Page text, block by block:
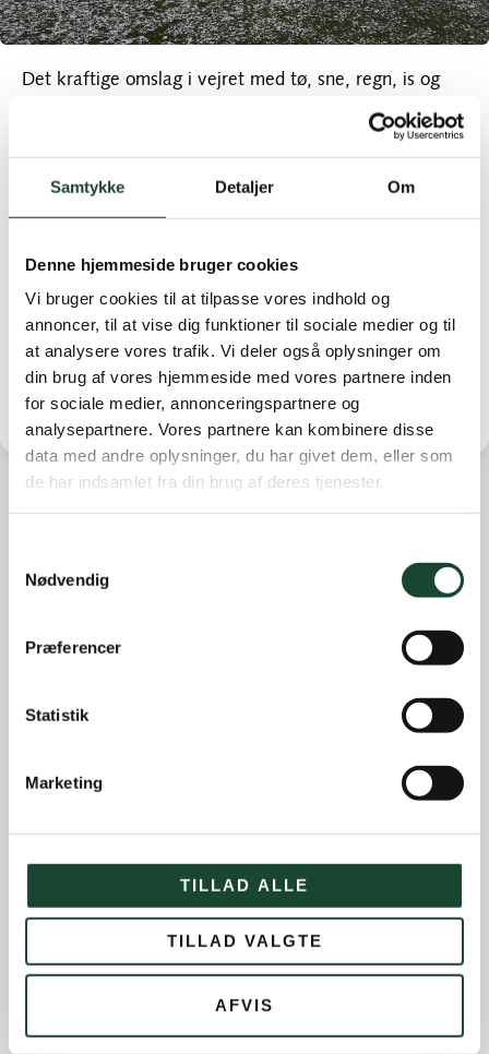
Samtykke Detaljer Om
Denne hjemmeside bruger cookies
Vi bruger cookies til at tilpasse vores indhold og
annoncer, til at vise dig funktioner til sociale medier og til
at analysere vores trafik. Vi deler også oplysninger om
din brug af vores hjemmeside med vores partnere inden
for sociale medier, annonceringspartnere og
analysepartnere. Vores partnere kan kombinere disse
data med andre oplysninger, du har givet dem, eller som
de har indsamlet fra din brug af deres tjenester.
Nødvendig
Præferencer
Statistik
Marketing
TILLAD ALLE
TILLAD VALGTE
AFVIS
Det kraftige omslag i vejret med tø, sne, regn, is og
frossen jord betyder, at banen er lukket for spil. Den
isede overflade – som også kan være skjult af sne –
kan gøre det farligt at spille golf under de forhold og
banen lider også unødig skade.
tages der stilling til om lukningen også gælder for
weekenden.
Både hjemmeside og facebook opdateres fredag.
Banearbejde
Eliten
Ikke kategoriseret
Juniorerne
Klubblad + Årsblad
Old Boys
Sociale arrangementer